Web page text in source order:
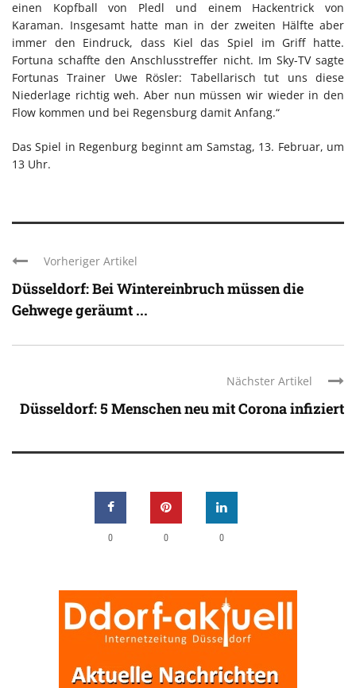
einen Kopfball von Pledl und einem Hackentrick von
Karaman. Insgesamt hatte man in der zweiten Hälfte aber
immer den Eindruck, dass Kiel das Spiel im Griff hatte.
Fortuna schaffte den Anschlusstreffer nicht. Im Sky-TV sagte
Fortunas Trainer Uwe Rösler: Tabellarisch tut uns diese
Niederlage richtig weh. Aber nun müssen wir wieder in den
Flow kommen und bei Regensburg damit Anfang.“
Das Spiel in Regenburg beginnt am Samstag, 13. Februar, um
13 Uhr.
Vorheriger Artikel
Düsseldorf: Bei Wintereinbruch müssen die
Gehwege geräumt ...
Nächster Artikel
Düsseldorf: 5 Menschen neu mit Corona infiziert
0 0 0